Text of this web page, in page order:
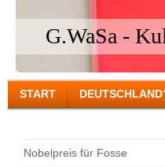
G.WaSa -
START
Nobelpreis für Fosse